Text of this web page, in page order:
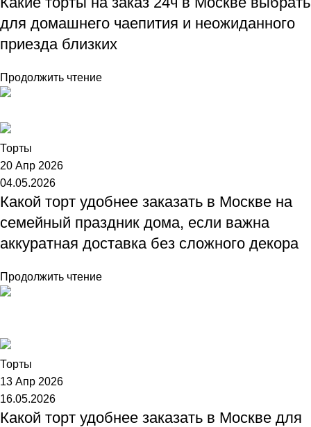
для домашнего чаепития и неожиданного
приезда близких
Продолжить чтение
Торты
20 Апр 2026
04.05.2026
Какой торт удобнее заказать в Москве на
семейный праздник дома, если важна
аккуратная доставка без сложного декора
Продолжить чтение
Торты
13 Апр 2026
16.05.2026
Какой торт удобнее заказать в Москве для